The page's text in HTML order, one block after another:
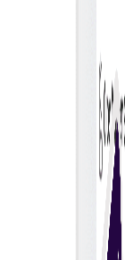
לנהל השתתפות